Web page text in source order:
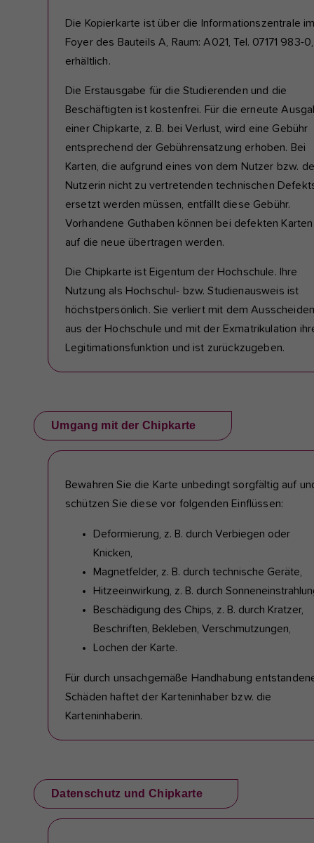
Die Kopierkarte ist über die Informationszentrale
Foyer des Bauteils A, Raum: A021, Tel. 07171 983-0,
erhältlich.
Die Erstausgabe für die Studierenden und die
Beschäftigten ist kostenfrei. Für die erneute
einer Chipkarte, z. B. bei Verlust, wird eine Gebühr
entsprechend der Gebührensatzung erhoben. Bei
Karten, die aufgrund eines von dem Nutzer bzw.
Nutzerin nicht zu vertretenden technischen
ersetzt werden müssen, entfällt diese Gebühr.
Vorhandene Guthaben können bei defekten Karten
auf die neue übertragen werden.
Die Chipkarte ist Eigentum der Hochschule. Ihre
Nutzung als Hochschul- bzw. Studienausweis ist
höchstpersönlich. Sie verliert mit dem
aus der Hochschule und mit der Exmatrikulation
Legitimationsfunktion und ist zurückzugeben.
Umgang mit der Chipkarte
Bewahren Sie die Karte unbedingt sorgfältig auf
schützen Sie diese vor folgenden Einflüssen:
Deformierung, z. B. durch Verbiegen oder
Knicken,
Magnetfelder, z. B. durch technische Geräte,
Hitzeeinwirkung, z. B. durch
Beschädigung des Chips, z. B. durch Kratzer,
Beschriften, Bekleben, Verschmutzungen,
Lochen der Karte.
Für durch unsachgemäße Handhabung
Schäden haftet der Karteninhaber bzw. die
Karteninhaberin.
Datenschutz und Chipkarte